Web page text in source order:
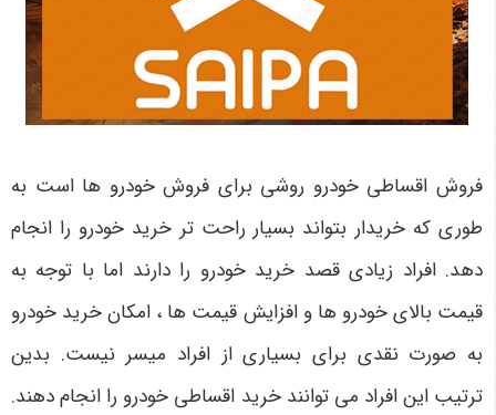
فروش اقساطی خودرو روشی برای فروش خودرو ها است به
طوری که خریدار بتواند بسیار راحت ‌تر خرید خودرو را انجام
دهد. افراد زیادی قصد خرید خودرو را دارند اما با توجه به
قیمت بالای خودرو ها و افزایش قیمت‌ ها ، امکان خرید خودرو
به صورت نقدی برای بسیاری از افراد میسر نیست. بدین
ترتیب این افراد می‌ توانند خرید اقساطی خودرو را انجام دهند.